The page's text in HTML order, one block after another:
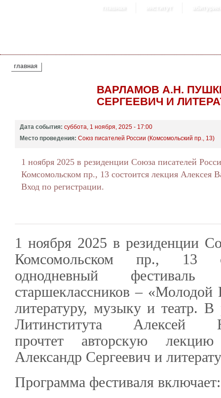
главная институт
ВЫ ЗДЕСЬ
главная
ВАРЛАМОВ А.Н.
СЕРГЕЕВИЧ И
Дата события: суббота, 1 ноября, 2025 - 17:00
Место проведения: Союз писателей России (Комсомольский пр., 13)
1 ноября 2025 в резиденции Союза писателей
Комсомольском пр., 13 состоится лекция Алексея
Вход по регистрации.
1 ноября 2025 в резиденции
Комсомольском пр., 13
однодневный
старшеклассников –
литературу, музыку и театр. В
Литинститута Алексей
прочтет авторскую
Александр Сергеевич и
Программа фестиваля включает: